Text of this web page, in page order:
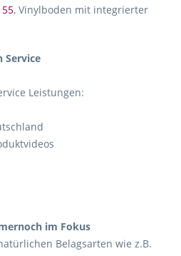
, Vinylboden mit integrierter
Service
Leistungen:
im Fokus
Belagsarten wie z.B.